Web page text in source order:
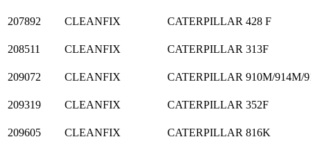
207892 CLEANFIX CATERPILLAR 428 F
208511 CLEANFIX CATERPILLAR 313F
209072 CLEANFIX CATERPILLAR 910M/914M/
209319 CLEANFIX CATERPILLAR 352F
209605 CLEANFIX CATERPILLAR 816K